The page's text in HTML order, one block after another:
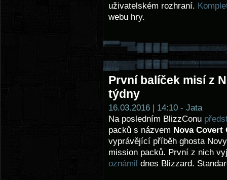
uživatelském rozhraní.
webu hry.
První balíček misí z
týdny
16.03.2016 | 14:10 - Jata
Na posledním BlizzConu
packů s názvem Nova Covert
vyprávějící příběh ghosta
mission packů. První z nich
oznámil dnes Blizzard.